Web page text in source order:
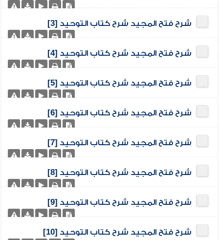
شرح فتح المجيد شرح كتاب التوحيد [3]
شرح فتح المجيد شرح كتاب التوحيد [4]
شرح فتح المجيد شرح كتاب التوحيد [5]
شرح فتح المجيد شرح كتاب التوحيد [6]
شرح فتح المجيد شرح كتاب التوحيد [7]
شرح فتح المجيد شرح كتاب التوحيد [8]
شرح فتح المجيد شرح كتاب التوحيد [9]
شرح فتح المجيد شرح كتاب التوحيد [10]